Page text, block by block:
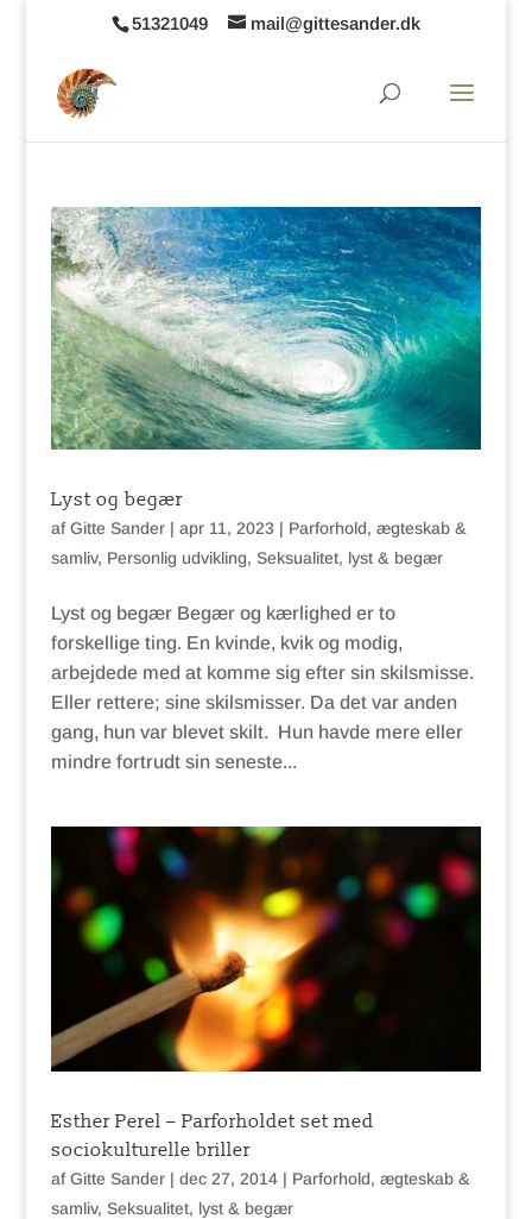
51321049 mail@gittesander.dk
Lyst og begær
afGitte Sander| apr 11, 2023 | Parforhold, ægteskab &
samliv, Personlig udvikling, Seksualitet, lyst & begær
Lyst og begær Begær og kærlighed er to
forskellige ting. En kvinde, kvik og modig,
arbejdede med at komme sig efter sin skilsmisse.
Eller rettere; sine skilsmisser. Da det var anden
gang, hun var blevet skilt. Hun havde mere eller
mindre fortrudt sin seneste...
Esther Perel – Parforholdet set med
sociokulturelle briller
afGitte Sander| dec 27, 2014| Parforhold, ægteskab &
samliv, Seksualitet, lyst & begær